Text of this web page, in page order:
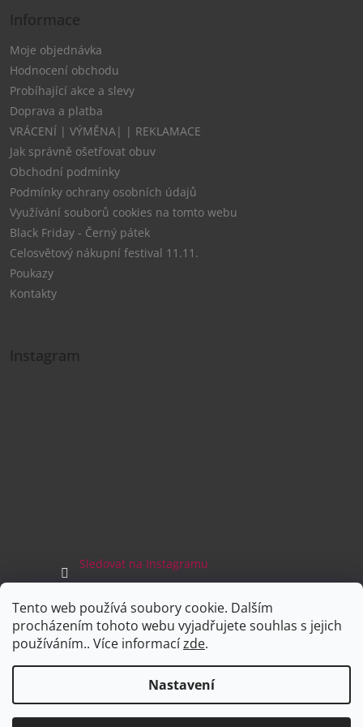
Tento web používá soubory cookie. Dalším
procházením tohoto webu vyjadřujete souhlas s jejich
používáním.. Více informacízde.
Nastavení
Informace
Moje objednávka
Hodnocení obchodu
Probíhající akce a slevy
Doprava a platba
VRÁCENÍ | VÝMĚNA| | REKLAMACE
Jak správně ošetřovat obuv
Obchodní podmínky
Podmínky ochrany osobních údajů
Využívání souborů cookies na tomto webu
Black Friday - Černý pátek
Celosvětový nákupní festival 11.11.
Poukazy
Kontakty
Instagram
Sledovat na Instagramu
Facebook
Vytvořil Shoptet